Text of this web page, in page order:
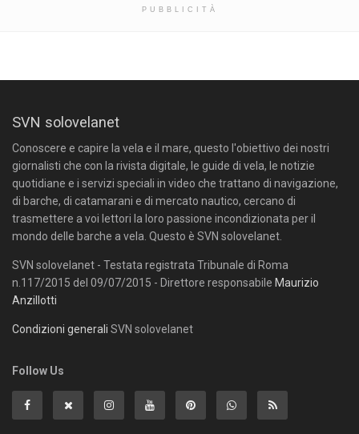
PUBBLICITÀ
SVN solovelanet
Conoscere e capire la vela e il mare, questo l'obiettivo dei nostri
giornalisti che con la rivista digitale, le guide di vela, le notizie
quotidiane e i servizi speciali in video che trattano di navigazione,
di barche, di catamarani e di mercato nautico, cercano di
trasmettere a voi lettori la loro passione incondizionata per il
mondo delle barche a vela. Questo è SVN solovelanet.
SVN solovelanet - Testata registrata Tribunale di Roma
n.117/2015 del 09/07/2015 - Direttore responsabile Maurizio
Anzillotti
Condizioni generali SVN solovelanet
Follow Us